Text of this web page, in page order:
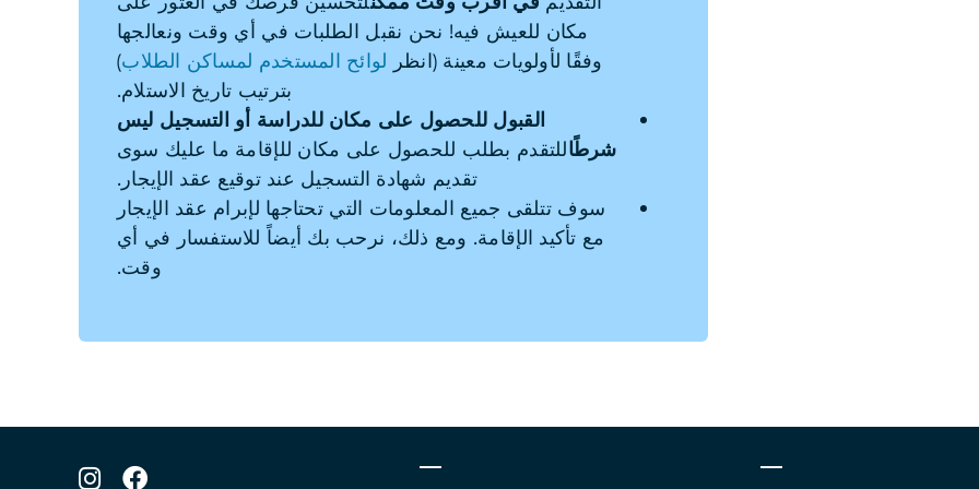
مكان للعيش فيه! نحن نقبل الطلبات في أي وقت ونعالجها
وفقًا لأولويات معينة (انظر لوائح المستخدم لمساكن الطلاب)
بترتيب تاريخ الاستلام.
القبول للحصول على مكان للدراسة أو التسجيل ليس
شرطًاللتقدم بطلب للحصول على مكان للإقامة ما عليك سوى
تقديم شهادة التسجيل عند توقيع عقد الإيجار.
سوف تتلقى جميع المعلومات التي تحتاجها لإبرام عقد الإيجار
مع تأكيد الإقامة. ومع ذلك، نرحب بك أيضاً للاستفسار في أي
وقت.